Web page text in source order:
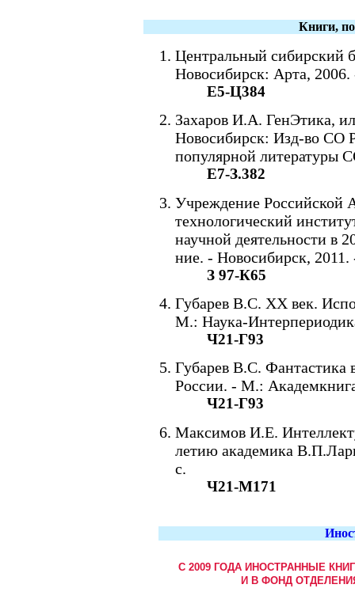
Книги,
Центральный сибирский
Новосибирск: Арта, 2006.
Е5-Ц384
Захаров И.А. ГенЭтика,
Новосибирск: Изд-во СО
популярной литературы
Е7-З.382
Учреждение Российской
технологический
научной деятельности в
ние. - Новосибирск, 2011.
З 97-К65
Губарев В.С. XX век.
М.: Наука-
Ч21-Г93
Губарев В.С. Фантастика
России. - М.:
Ч21-Г93
Максимов И.Е.
летию академика
с.
Ч21-М171
С 2009 ГОДА ИНОСТРАННЫЕ
И В ФОНД